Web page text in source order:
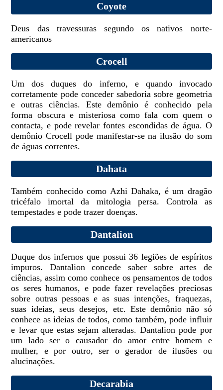
Coyote
Deus das travessuras segundo os nativos norte-
americanos
Crocell
Um dos duques do inferno, e quando invocado
corretamente pode conceder sabedoria sobre geometria
e outras ciências. Este demônio é conhecido pela
forma obscura e misteriosa como fala com quem o
contacta, e pode revelar fontes escondidas de água. O
demônio Crocell pode manifestar-se na ilusão do som
de águas correntes.
Dahata
Também conhecido como Azhi Dahaka, é um dragão
tricéfalo imortal da mitologia persa. Controla as
tempestades e pode trazer doenças.
Dantalion
Duque dos infernos que possui 36 legiões de espíritos
impuros. Dantalion concede saber sobre artes de
ciências, assim como conhece os pensamentos de todos
os seres humanos, e pode fazer revelações preciosas
sobre outras pessoas e as suas intenções, fraquezas,
suas ideias, seus desejos, etc. Este demônio não só
conhece as ideias de todos, como também, pode influir
e levar que estas sejam alteradas. Dantalion pode por
um lado ser o causador do amor entre homem e
mulher, e por outro, ser o gerador de ilusões ou
alucinações.
Decarabia